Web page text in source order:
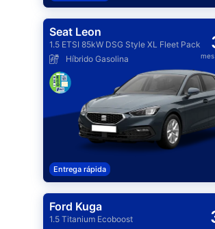
Seat Leon
1.5 ETSI 85kW DSG Style XL Fleet Pack
Híbrido Gasolina
mes
Entrega rápida
Ford Kuga
1.5 Titanium Ecoboost